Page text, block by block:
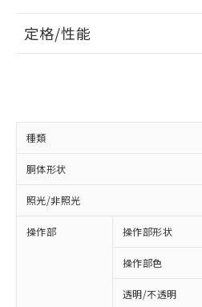
定格/性能
種類
胴体形状
照光/非照光
操作部 操作部形状
操作部色
透明/不透明